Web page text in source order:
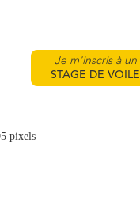
Je m'inscris à un
STAGE DE VOILE
pixels